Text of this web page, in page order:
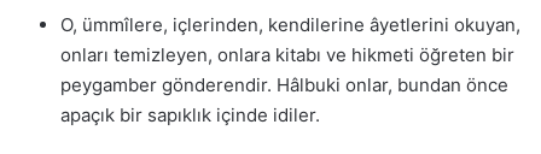
O, ümmîlere, içlerinden, kendilerine âyetlerini okuyan,
onları temizleyen, onlara kitabı ve hikmeti öğreten bir
peygamber gönderendir. Hâlbuki onlar, bundan önce
apaçık bir sapıklık içinde idiler.